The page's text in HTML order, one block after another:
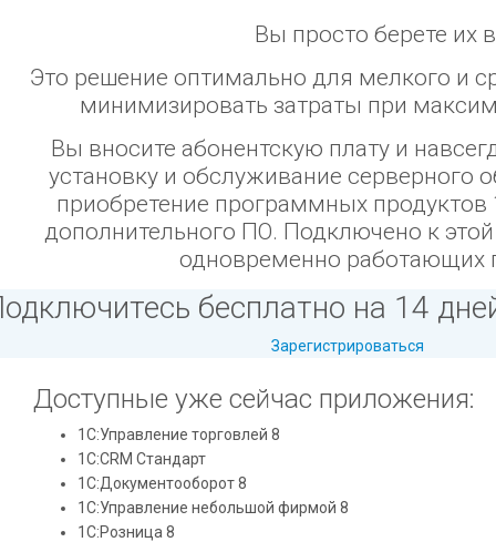
Вы просто берете их
Это решение оптимально для мелкого и
минимизировать затраты при
Вы вносите абонентскую плату и
установку и обслуживание серверного
приобретение программных продуктов
дополнительного ПО. Подключено к
одновременно работающих
бесплатно на 14
Зарегистрироваться
Доступные уже сейчас приложения:
1С:Управление торговлей 8
1С:CRM Стандарт
1С:Документооборот 8
1С:Управление небольшой фирмой 8
1С:Розница 8